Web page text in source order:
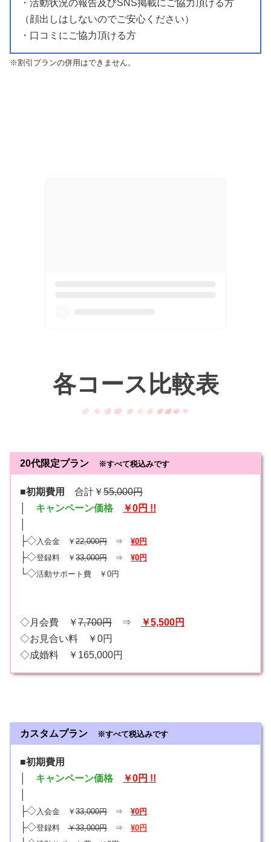
・活動状況の報告及びSNS掲載にご協力頂ける方
（顔出しはしないのでご安心ください）
・口コミにご協力頂ける方
※割引プランの併用はできません。
各コース比較表
20代限定プラン ※すべて税込みです
■初期費用 合計￥55,000円
キャンペーン価格
￥0円 !!
├◇入会金 ￥ 22,000円 ⇒ ¥0円
├◇登録料 ￥ 33,000円 ⇒ ¥0円
└◇活動サポート費 ￥0円
◇月会費 ￥7,700円 ⇒
￥5,500円
◇お見合い料 ￥0円
◇成婚料 ￥165,000円
カスタムプラン ※すべて税込みです
■初期費用
キャンペーン価格
￥0円 !!
├◇入会金 ￥ 33,000円 ⇒ ¥0円
├◇登録料 ￥33,000円 ⇒ ¥0円